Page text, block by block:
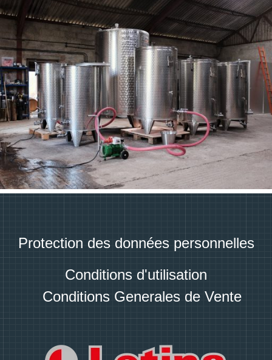
Protection des données personnelles
Conditions d'utilisation
Conditions Generales de Vente